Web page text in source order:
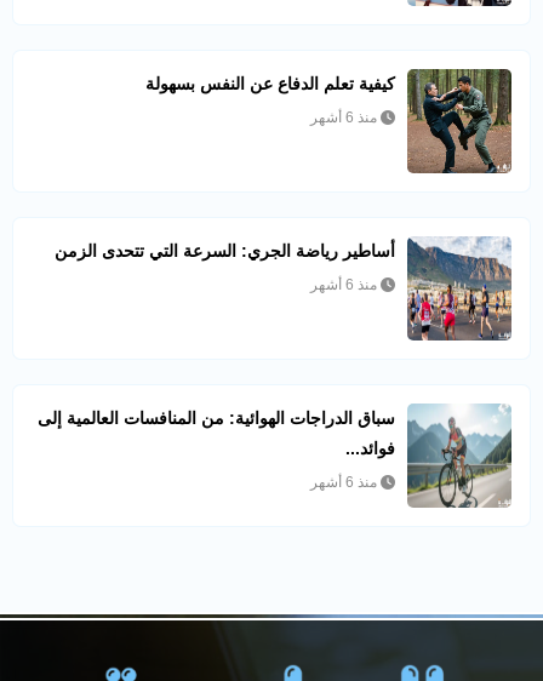
كيفية تعلم الدفاع عن النفس بسهولة
منذ 6 أشهر
أساطير رياضة الجري: السرعة التي تتحدى الزمن
منذ 6 أشهر
سباق الدراجات الهوائية: من المنافسات العالمية إلى
فوائد...
منذ 6 أشهر